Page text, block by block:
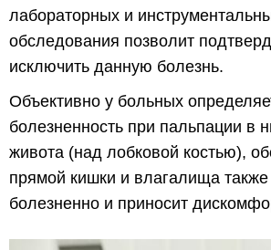
лабораторных и
обследования позволит
исключить данную болезнь.
Объективно у больных
болезненность при пальпации в
живота (над лобковой костью),
прямой кишки и влагалища также
болезненно и приносит